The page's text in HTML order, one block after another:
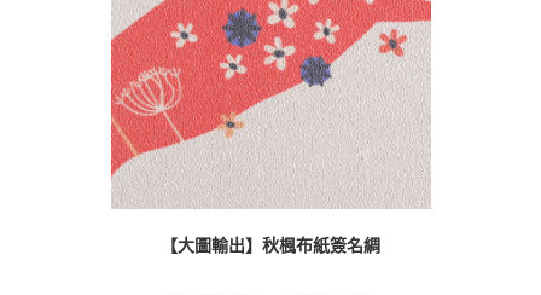
【大圖輸出】秋楓布紙簽名綢